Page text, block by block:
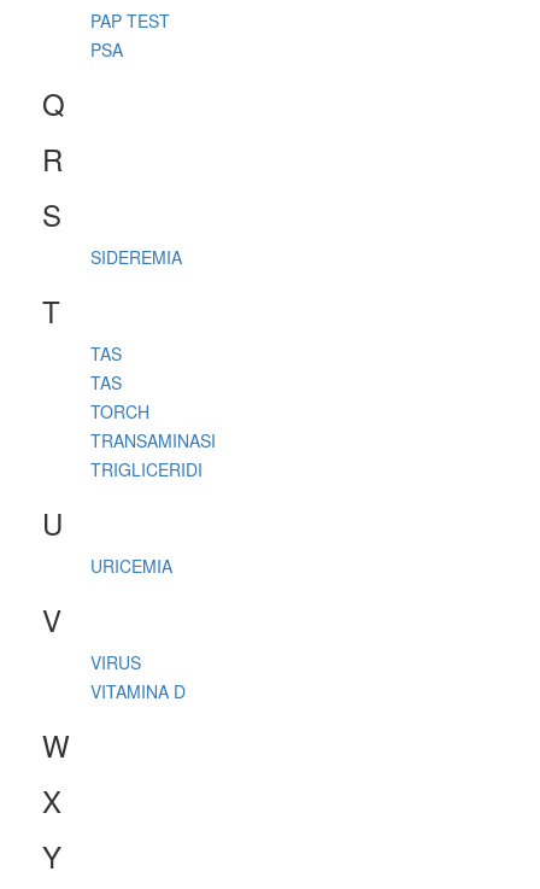
PAP TEST
PSA
Q
R
S
SIDEREMIA
T
TAS
TAS
TORCH
TRANSAMINASI
TRIGLICERIDI
U
URICEMIA
V
VIRUS
VITAMINA D
W
X
Y